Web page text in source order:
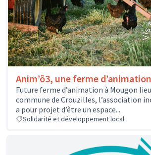
Anim’ô3, une ferme
Future ferme d’animation à Mougon
commune de Crouzilles, l’association
a pour projet d’être un espace...
Solidarité et développement local